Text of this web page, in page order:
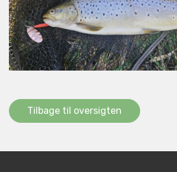
Tilbage til oversigten